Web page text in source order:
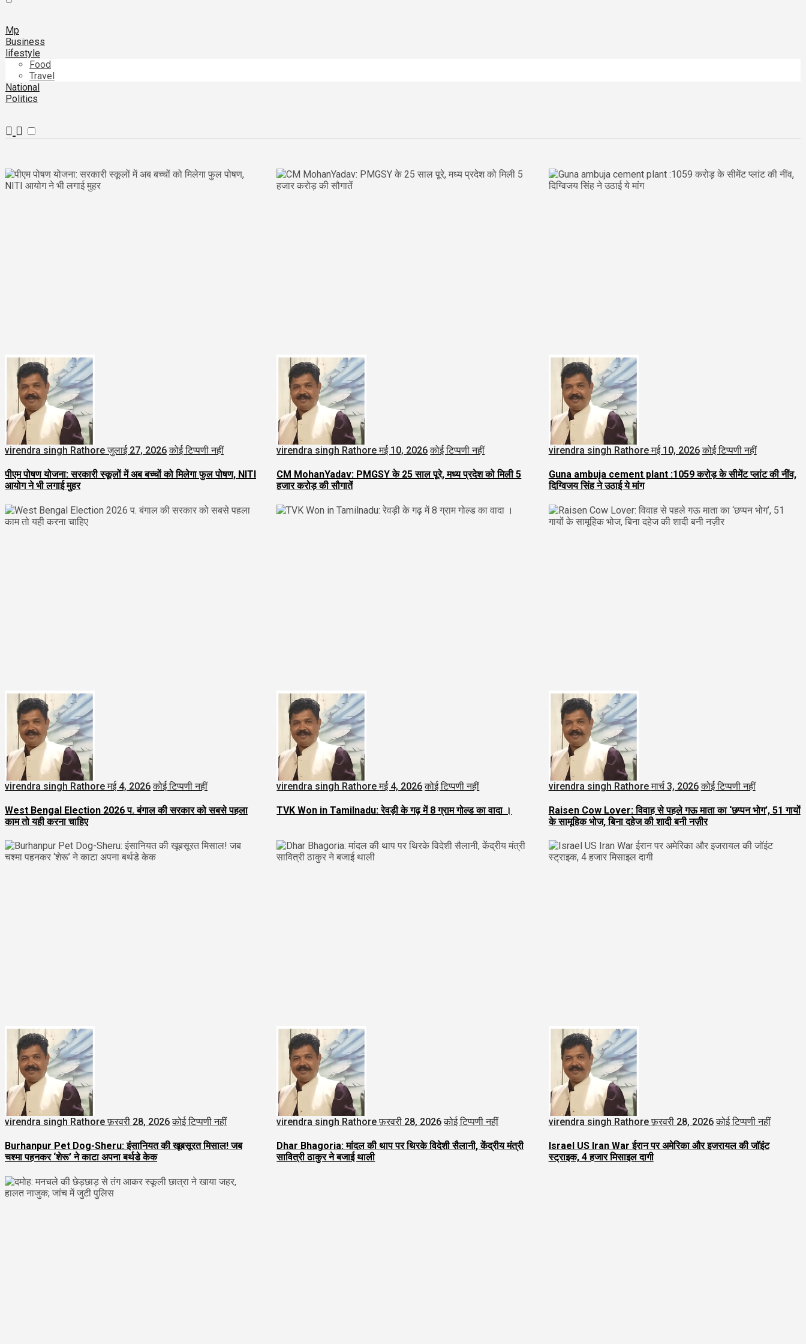
Mp
Business
lifestyle
Food
Travel
National
Politics
virendra singh Rathoreजुलाई 27, 2026 कोई टिप्पणी नहीं
पीएम पोषण योजना: सरकारी स्कूलों में अब बच्चों को मिलेगा फुल पोषण, NITI
आयोग ने भी लगाई मुहर
virendra singh Rathoreमई 10, 2026 कोई टिप्पणी नहीं
CM MohanYadav: PMGSY के 25 साल पूरे, मध्य प्रदेश को मिली 5
हजार करोड़ की सौगातें
virendra singh Rathoreमई 10, 2026 कोई टिप्पणी नहीं
Guna ambuja cement plant :1059 करोड़ के सीमेंट प्लांट की नींव,
दिग्विजय सिंह ने उठाई ये मांग
virendra singh Rathoreमई 4, 2026 कोई टिप्पणी नहीं
West Bengal Election 2026 प. बंगाल की सरकार को सबसे पहला
काम तो यही करना चाहिए
virendra singh Rathoreमई 4, 2026 कोई टिप्पणी नहीं
TVK Won in Tamilnadu: रेवड़ी के गढ़ में 8 ग्राम गोल्ड का वादा ।
virendra singh Rathoreमार्च 3, 2026 कोई टिप्पणी नहीं
Raisen Cow Lover: विवाह से पहले गऊ माता का ‘छप्पन भोग’, 51 गायों
के सामूहिक भोज, बिना दहेज की शादी बनी नज़ीर
virendra singh Rathoreफ़रवरी 28, 2026 कोई टिप्पणी नहीं
Burhanpur Pet Dog-Sheru: इंसानियत की खूबसूरत मिसाल! जब
चश्मा पहनकर ‘शेरू’ ने काटा अपना बर्थडे केक
virendra singh Rathoreफ़रवरी 28, 2026 कोई टिप्पणी नहीं
Dhar Bhagoria: मांदल की थाप पर थिरके विदेशी सैलानी, केंद्रीय मंत्री
सावित्री ठाकुर ने बजाई थाली
virendra singh Rathoreफ़रवरी 28, 2026 कोई टिप्पणी नहीं
Israel US Iran War ईरान पर अमेरिका और इजरायल की जॉइंट
स्ट्राइक, 4 हजार मिसाइल दागी